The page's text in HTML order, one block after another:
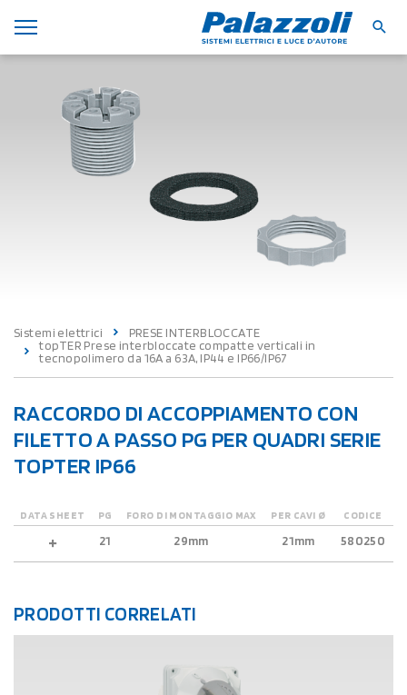
Sistemi elettrici
PRESE INTERBLOCCATE
topTER Prese interbloccate compatte verticali in
tecnopolimero da 16A a 63A, IP44 e IP66/IP67
RACCORDO DI ACCOPPIAMENTO CON
FILETTO A PASSO PG PER QUADRI SERIE
TOPTER IP66
DATA SHEET PG FORO DI MONTAGGIO MAX PER CAVI Ø CODICE
21 29mm 21mm 580250
PRODOTTI CORRELATI